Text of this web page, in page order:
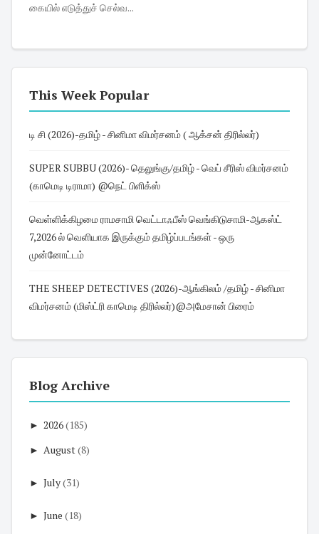
கையில் எடுத்துச் செல்வ...
This Week Popular
டி சி (2026)-தமிழ் - சினிமா விமர்சனம் ( ஆக்சன் திரில்லர்)
SUPER SUBBU (2026)- தெலுங்கு/தமிழ் - வெப் சீரிஸ் விமர்சனம்
(காமெடி டிராமா) @நெட் பிளிக்ஸ்
வெள்ளிக்கிழமை ராமசாமி வெட்டாஃபீஸ் வெங்கிடுசாமி-ஆகஸ்ட்
7,2026 ல் வெளியாக இருக்கும் தமிழ்ப்படங்கள் - ஒரு
முன்னோட்டம்
THE SHEEP DETECTIVES (2026)-ஆங்கிலம் /தமிழ் - சினிமா
விமர்சனம் (மிஸ்ட்ரி காமெடி திரில்லர்)@அமேசான் பிரைம்
Blog Archive
► 2026(185)
► August(8)
► July(31)
► June (18)